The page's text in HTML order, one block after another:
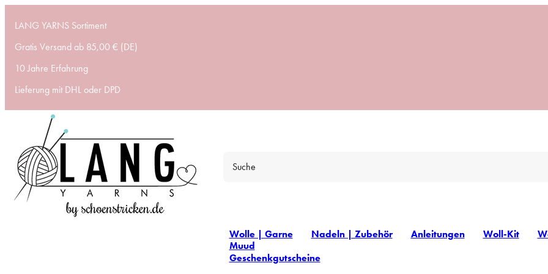
LANG YARNS Sortiment
Gratis Versand ab 85,00 € (DE)
10 Jahre Erfahrung
Lieferung mit DHL oder DPD
Wolle | Garne Nadeln | Zubehör Anleitungen Woll-Kit
Muud
Geschenkgutscheine